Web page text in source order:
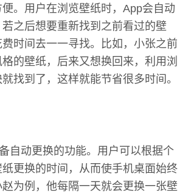
。用户在浏览壁纸时，App会自动
之后想要重新找到之前看过的壁
时间去一一寻找。比如，小张之前
的壁纸，后来又想换回来，利用浏
找到了，这样就能节省很多时间。
自动更换的功能。用户可以根据个
更换的时间，从而使手机桌面始终
为例，他每隔一天就会更换一张壁